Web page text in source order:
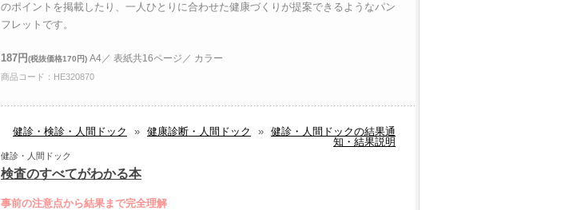
のポイントを掲載したり、一人ひとりに合わせた健康づくりが提案できるようなパン
フレットです。
187円(税抜価格170円) A4／ 表紙共16ページ／ カラー
商品コード：HE320870
健診・検診・人間ドック » 健康診断・人間ドック » 健診・人間ドックの結果通
知・結果説明
健診・人間ドック
検査のすべてがわかる本
事前の注意点から結果まで完全理解